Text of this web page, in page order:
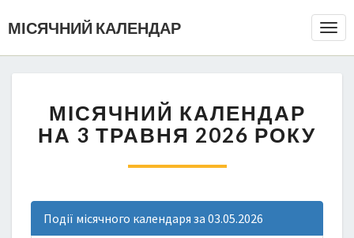
МІСЯЧНИЙ КАЛЕНДАР
МІСЯЧНИЙ КАЛЕНДАР
НА 3 ТРАВНЯ 2026 РОКУ
Події місячного календаря за 03.05.2026